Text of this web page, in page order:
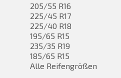
205/55 R16
225/45 R17
225/40 R18
195/65 R15
235/35 R19
185/65 R15
Alle Reifengrößen